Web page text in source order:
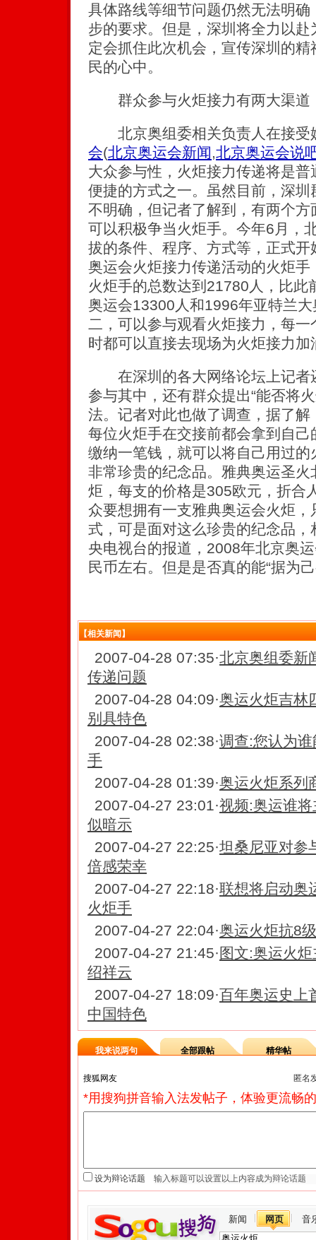
具体路线等细节问题仍然无法明
步的要求。但是，深圳将全力以
定会抓住此次机会，宣传深圳的
民的心中。
群众参与火炬接力有两大渠道
北京奥组委相关负责人在接受
会(北京奥运会新闻,北京奥运会说
大众参与性，火炬接力传递将是
便捷的方式之一。虽然目前，深
不明确，但记者了解到，有两个
可以积极争当火炬手。今年6月，
拔的条件、程序、方式等，正式
奥运会火炬接力传递活动的火炬
火炬手的总数达到21780人，比此
奥运会13300人和1996年亚特兰
二，可以参与观看火炬接力，每
时都可以直接去现场为火炬接力加
在深圳的各大网络论坛上记者
参与其中，还有群众提出“能否将
法。记者对此也做了调查，据了
每位火炬手在交接前都会拿到自
缴纳一笔钱，就可以将自己用过的
非常珍贵的纪念品。雅典奥运圣
炬，每支的价格是305欧元，折合
众要想拥有一支雅典奥运会火炬
式，可是面对这么珍贵的纪念品
央电视台的报道，2008年北京奥
民币左右。但是是否真的能“据为
【相关新闻】
2007-04-28 07:35·北京奥组委新
传递问题
2007-04-28 04:09·奥运火炬吉林
别具特色
2007-04-28 02:38·调查:您认为
手
2007-04-28 01:39·奥运火炬系列
2007-04-27 23:01·视频:奥运谁
似暗示
2007-04-27 22:25·坦桑尼亚对参
倍感荣幸
2007-04-27 22:18·联想将启动奥
火炬手
2007-04-27 22:04·奥运火炬抗8
2007-04-27 21:45· 图文:奥运火
绍祥云
2007-04-27 18:09·百年奥运史上
中国特色
我来说两句 全部跟帖 精华帖
匿名
*用搜狗拼音输入法发帖子，体验更流畅
设为辩论话题
新闻 网页 音